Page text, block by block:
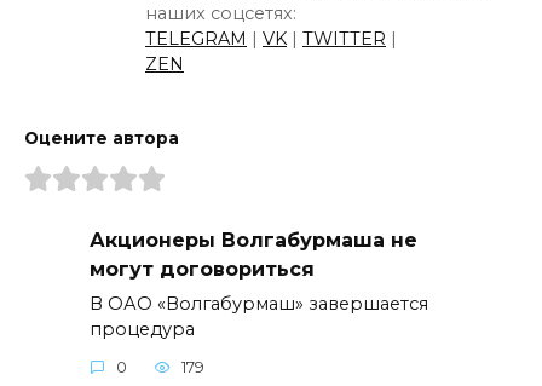
наших соцсетях:
TELEGRAM | VK | TWITTER |
ZEN
Оцените автора
Акционеры Волгабурмаша не
могут договориться
В ОАО «Волгабурмаш» завершается
процедура
0 179